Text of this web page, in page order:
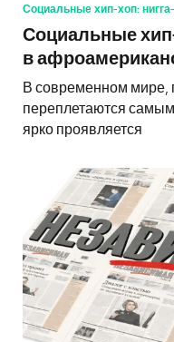
Социальные хип-хоп:
Социальные
в
В современном мире,
переплетаются
ярко проявляется